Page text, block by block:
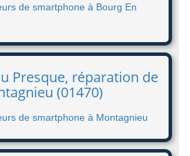
de smartphone à Bourg En
Presque, réparation de
(01470)
de smartphone à Montagnieu